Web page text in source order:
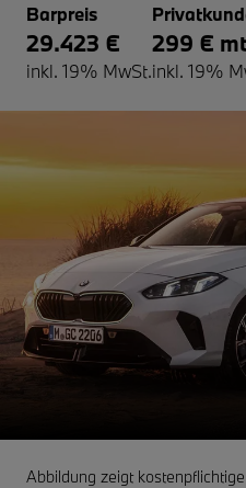
Barpreis
29.423 €
inkl. 19% MwSt.
299 €
inkl. 19%
Abbildung zeigt